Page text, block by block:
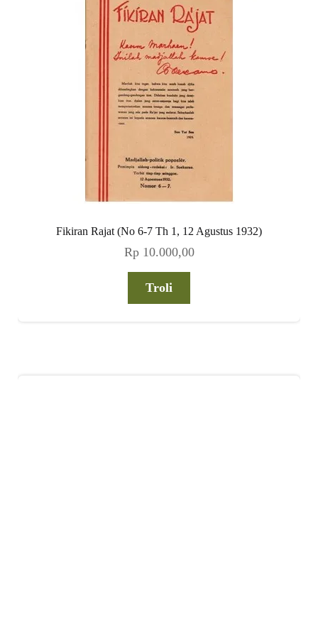
Fikiran Rajat (No 6-7 Th 1, 12 Agustus 1932)
Rp10.000,00
Troli